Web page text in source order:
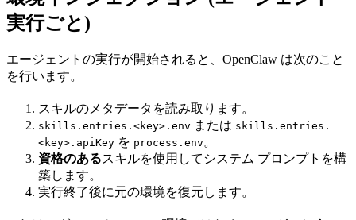
実行ごと)
エージェントの実行が開始されると、OpenClaw は次のこと
を行います。
スキルのメタデータを読み取ります。
skills.entries.<key>.env または skills.entries.
<key>.apiKey を process.env 。
資格のあるスキルを使用してシステム プロンプトを構
築します。
実行終了後に元の環境を復元します。